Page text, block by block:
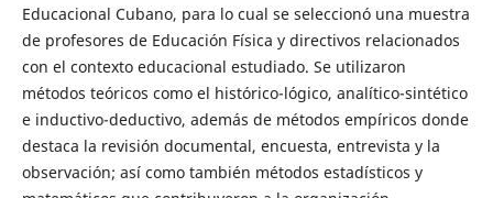
Educacional Cubano, para lo cual se seleccionó una muestra
de profesores de Educación Física y directivos relacionados
con el contexto educacional estudiado. Se utilizaron
métodos teóricos como el histórico-lógico, analítico-sintético
e inductivo-deductivo, además de métodos empíricos donde
destaca la revisión documental, encuesta, entrevista y la
observación; así como también métodos estadísticos y